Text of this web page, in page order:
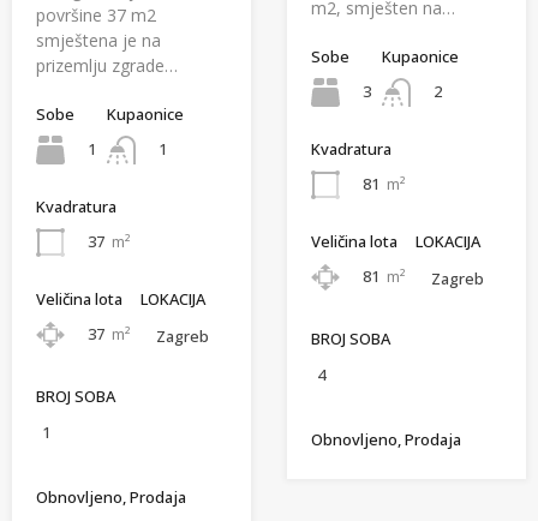
površine 37 m2
smještena je na
prizemlju zgrade…
Sobe
1
Kupaonice
1
Kvadratura
37 m²
Veličina lota
37 m²
LOKACIJA
Zagreb
BROJ SOBA
1
Obnovljeno, Prodaja
m2, smješten na…
Sobe
3
Kupaonice
2
Kvadratura
81 m²
Veličina lota
81 m²
LOKACIJA
Zagreb
BROJ SOBA
4
Obnovljeno, Prodaja